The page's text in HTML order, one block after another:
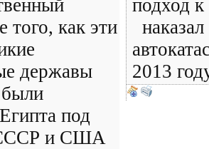
того, как эти
державы
под
и США
подход к
2013